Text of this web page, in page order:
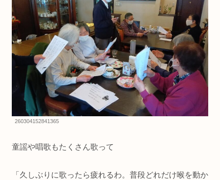
260304152841365
童謡や唱歌もたくさん歌って
「久しぶりに歌ったら疲れるわ。普段どれだけ喉を動か